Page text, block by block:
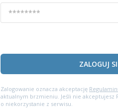
ZALOGUJ
Zalogowanie oznacza akceptację
aktualnym brzmieniu. Jeśli nie akceptujesz
o niekorzystanie z serwisu.